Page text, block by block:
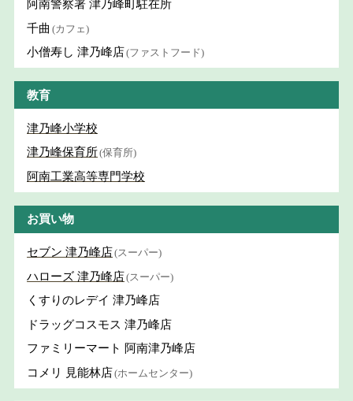
阿南警察署 津乃峰町駐在所
千曲 (カフェ)
小僧寿し 津乃峰店(ファストフード)
教育
津乃峰小学校
津乃峰保育所(保育所)
阿南工業高等専門学校
お買い物
セブン 津乃峰店(スーパー)
ハローズ 津乃峰店(スーパー)
くすりのレデイ 津乃峰店
ドラッグコスモス 津乃峰店
ファミリーマート 阿南津乃峰店
コメリ 見能林店(ホームセンター)